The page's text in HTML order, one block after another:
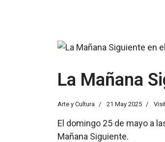
La Mañana
Arte y Cultura 21 May 2025
El domingo 25 de mayo a
Mañana Siguiente.